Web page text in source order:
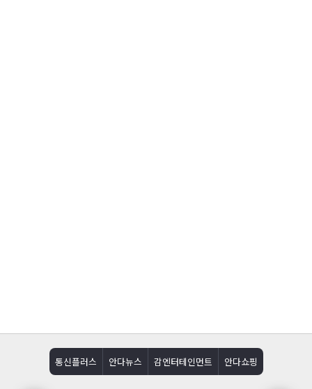
통신플러스 안다뉴스 감엔터테인먼트 안다쇼핑